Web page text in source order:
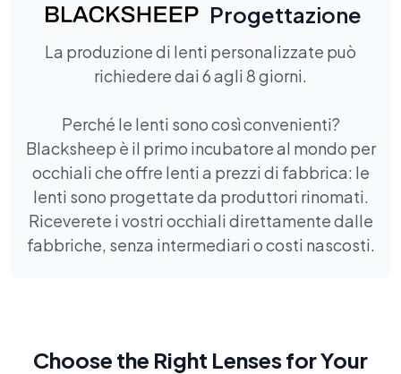
Progettazione
La produzione di lenti personalizzate può
richiedere dai 6 agli 8 giorni.
Perché le lenti sono così convenienti?
Blacksheep è il primo incubatore al mondo per
occhiali che offre lenti a prezzi di fabbrica: le
lenti sono progettate da produttori rinomati.
Riceverete i vostri occhiali direttamente dalle
fabbriche, senza intermediari o costi nascosti.
Choose the Right Lenses for Your